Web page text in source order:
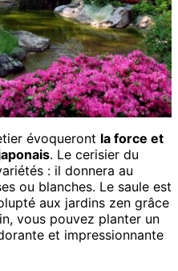
évoqueront la force et
. Le cerisier du
: il donnera au
ou blanches. Le saule est
aux jardins zen grâce
vous pouvez planter un
et impressionnante